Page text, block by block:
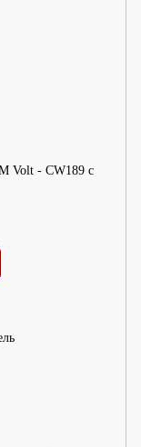
Volt - CW189 с